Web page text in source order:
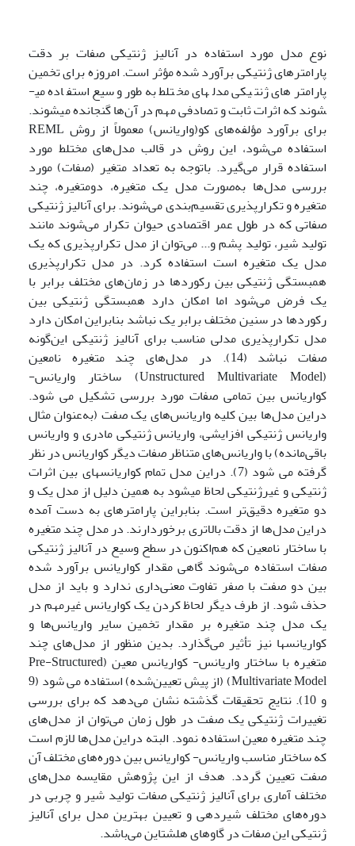
نوع مدل مورد استفاده در آنالیز ژنتیکی صفات بر دقت
پارامترهای ژنتیکی برآورد شده مؤثر است. امروزه برای تخمین
پارامترهای ژنتیکی مدل­های مختلط به‌طور وسیع استفاده می­
شوند که اثرات ثابت و تصادفی مهم در آن‌ها گنجانده می­شوند.
برای برآورد مؤلفه‌های کو(واریانس) معمولاً از روش REML
استفاده می‌شود، این روش در قالب مدل‌های مختلط مورد
استفاده قرار می‌گیرد. باتوجه به تعداد متغیر (صفات) مورد
بررسی مدل‌ها به‌صورت مدل یک متغیره، دومتغیره، چند
متغیره و تکرارپذیری تقسیم‌بندی می‌شوند. برای آنالیز ژنتیکی
صفاتی که در طول عمر اقتصادی حیوان تکرار می‌شوند مانند
تولید شیر، تولید پشم و... می‌توان از مدل تکرارپذیری که یک
مدل یک متغیره است استفاده کرد. در مدل تکرارپذیری
همبستگی ژنتیکی بین رکوردها در زمان‌های مختلف برابر با
یک فرض می‌شود اما امکان دارد همبستگی ژنتیکی بین
رکوردها در سنین مختلف برابر یک نباشد بنابراین امکان دارد
مدل تکرارپذیری مدلی مناسب برای آنالیز ژنتیکی این‌گونه
صفات نباشد (14). در مدل‌های چند متغیره نامعین
(Unstructured Multivariate Model) ساختار واریانس-
کواریانس بین تمامی صفات مورد بررسی تشکیل می شود.
دراین مدل‌ها بین کلیه واریانس‌های یک صفت (به‌عنوان مثال
واریانس ژنتیکی افزایشی، واریانس ژنتیکی مادری و واریانس
باقی‌مانده) با واریانس‌های متناظر صفات دیگر کواریانس در نظر
گرفته می شود (7). دراین مدل تمام کواریانس­های بین اثرات
ژنتیکی و غیرژنتیکی لحاظ می­شود به همین دلیل از مدل یک و
دو متغیره دقیق‌تر است. بنابراین پارامترهای به دست آمده
دراین مدل‌ها از دقت بالاتری برخوردارند. در مدل چند متغیره
با ساختار نامعین که هم‌اکنون در سطح وسیع در آنالیز ژنتیکی
صفات استفاده می‌شوند گاهی مقدار کواریانس برآورد شده
بین دو صفت با صفر تفاوت معنی‌داری ندارد و باید از مدل
حذف شود. از طرف دیگر لحاظ کردن یک کواریانس غیرمهم در
یک مدل چند متغیره بر مقدار تخمین سایر واریانس‌ها و
کواریانس­ها نیز تأثیر می‌گذارد. بدین منظور از مدل‌های چند
متغیره با ساختار واریانس- کواریانس معین (Pre-Structured
Multivariate Model) (از پیش تعیین‌شده) استفاده می شود (9
و 10). نتایج تحقیقات گذشته نشان می‌دهد که برای بررسی
تغییرات ژنتیکی یک صفت در طول زمان می‌توان از مدل‌های
چند متغیره معین استفاده نمود. البته دراین مدل‌ها لازم است
که ساختار مناسب واریانس- کواریانس بین دوره‌های مختلف آن
صفت تعیین گردد. هدف از این پژوهش مقایسه مدل‌های
مختلف آماری برای آنالیز ژنتیکی صفات تولید شیر و چربی در
دوره‌های مختلف شیردهی و تعیین بهترین مدل برای آنالیز
ژنتیکی این صفات در گاوهای هلشتاین می‌باشد.